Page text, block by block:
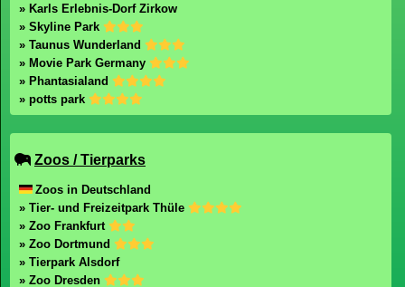
» Karls Erlebnis-Dorf Zirkow
» Skyline Park
» Taunus Wunderland
» Movie Park Germany
» Phantasialand
» potts park
Zoos / Tierparks
Zoos in Deutschland
» Tier- und Freizeitpark Thüle
» Zoo Frankfurt
» Zoo Dortmund
» Tierpark Alsdorf
» Zoo Dresden